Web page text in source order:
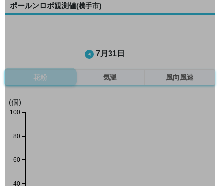
ポールンロボ観測値(横手市)
7月31日
花粉 気温 風向風速
(個)
40
60
80
100